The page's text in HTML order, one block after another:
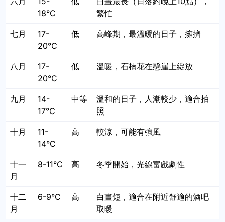
18°C
繁忙
七月
17-
20°C
低 高峰期，最溫暖的日子，擁擠
八月
17-
20°C
低 溫暖，石楠花在懸崖上綻放
九月
14-
17°C
中等
溫和的日子，人潮較少，適合拍
照
十月
11-
14°C
高 較涼，可能有強風
十一
月
8-11°C 高 冬季開始，光線富戲劇性
十二
月
6-9°C 高
白晝短，適合在附近舒適的酒吧
取暖